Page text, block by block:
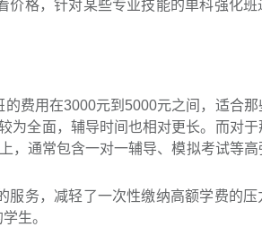
价格，针对某些专业技能的单科强化班
费用在3000元到5000元之间，适合那
为全面，辅导时间也相对更长。而对于
，通常包含一对一辅导、模拟考试等高
服务，减轻了一次性缴纳高额学费的压
生。